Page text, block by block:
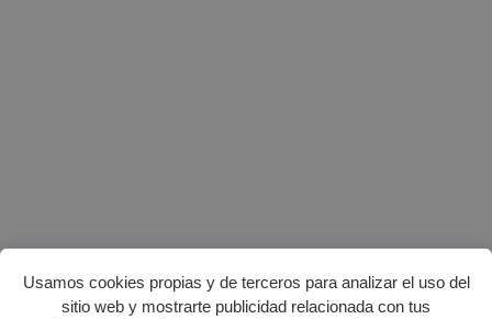
Usamos cookies propias y de terceros para analizar el uso del
sitio web y mostrarte publicidad relacionada con tus
Planes en agostopor Burgos